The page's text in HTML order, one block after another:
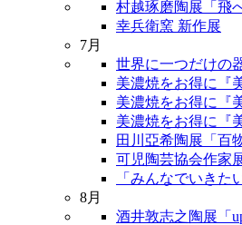
村越琢磨陶展「飛
幸兵衛窯 新作展
7月
世界に一つだけの
美濃焼をお得に『
美濃焼をお得に『
美濃焼をお得に『
田川亞希陶展「百
可児陶芸協会作家
「みんなでいきた
8月
酒井敦志之陶展「